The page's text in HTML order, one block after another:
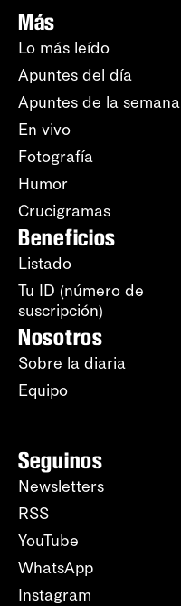
Más
Lo más leído
Apuntes del día
Apuntes de la semana
En vivo
Fotografía
Humor
Crucigramas
Beneficios
Listado
Tu ID (número de
suscripción)
Nosotros
Sobre la diaria
Equipo
Seguinos
Newsletters
RSS
YouTube
WhatsApp
Instagram